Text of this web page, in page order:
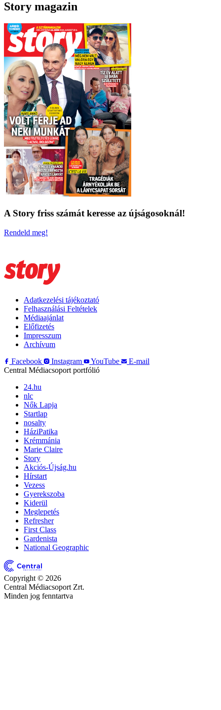
Story magazin
A Story friss számát keresse az újságosoknál!
Rendeld meg!
Adatkezelési tájékoztató
Felhasználási Feltételek
Médiaajánlat
Előfizetés
Impresszum
Archívum
Facebook
Instagram YouTube
E-mail
Central Médiacsoport portfólió
24.hu
nlc
Nők Lapja
Startlap
nosalty
HáziPatika
Krémmánia
Marie Claire
Story
Akciós-Újság.hu
Hírstart
Vezess
Gyerekszoba
Kiderül
Meglepetés
Refresher
First Class
Gardenista
National Geographic
Copyright © 2026
Central Médiacsoport Zrt.
Minden jog fenntartva